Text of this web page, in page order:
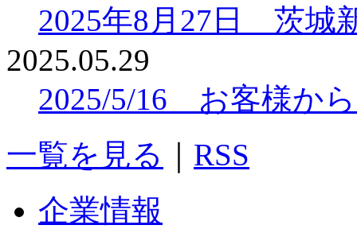
2025年8月27日 茨城
2025.05.29
2025/5/16 お客様か
一覧を見る
RSS
企業情報